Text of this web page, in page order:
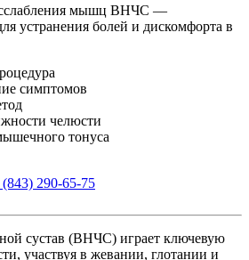
мышц ВНЧС —
устранения болей и дискомфорта в
симптомов
челюсти
тонуса
290-65-75
сустав (ВНЧС) играет ключевую
участвуя в жевании, глотании и